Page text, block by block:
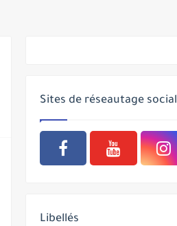
Sites de réseautage social
Libellés